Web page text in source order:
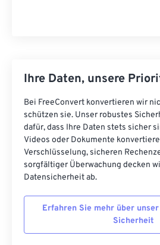
Ihre Daten, unsere
Bei FreeConvert konvertieren wir
schützen sie. Unser robustes
dafür, dass Ihre Daten stets sicher
Videos oder Dokumente
Verschlüsselung, sicheren
sorgfältiger Überwachung decken
Datensicherheit ab.
Erfahren Sie mehr über
Sicherheit